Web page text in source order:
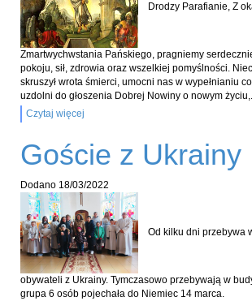
Drodzy Parafianie, Z
Zmartwychwstania Pańskiego, pragniemy
pokoju, sił, zdrowia oraz wszelkiej pomyślności.
skruszył wrota śmierci, umocni nas w wypełnianiu
uzdolni do głoszenia Dobrej Nowiny o nowym
Czytaj więcej
Goście z Ukrainy
Dodano 18/03/2022
Od kilku dni przebywa
obywateli z Ukrainy. Tymczasowo przebywają w
grupa 6 osób pojechała do Niemiec 14 marca.